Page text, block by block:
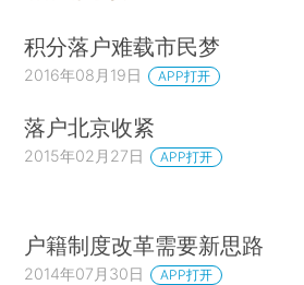
积分落户难载市民梦
2016年08月19日 APP打开
落户北京收紧
2015年02月27日 APP打开
户籍制度改革需要新思路
2014年07月30日 APP打开